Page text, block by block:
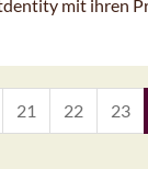
mit ihren
21 22 23